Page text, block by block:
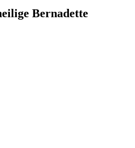
Bernadette